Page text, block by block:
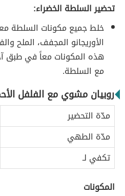
تحضير السلطة الخضراء:
خلط جميع مكونات السلطة
الأوريجانو المجفف، الملح
هذه المكونات معاً في طبق
مع السلطة.
روبيان مشوي مع الفلفل
مدّة التحضير
مدّة الطهي
تكفي لـ
المكونات